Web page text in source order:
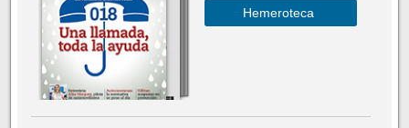
Hemeroteca